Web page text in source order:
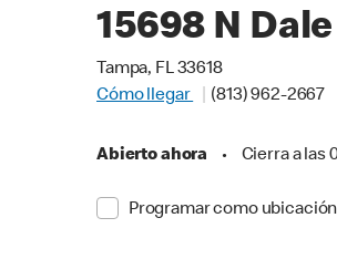
15698 N
Tampa, FL 33618
Cómo llegar
(813) 962-2667
Abierto ahora • Cierra a las
Programar como